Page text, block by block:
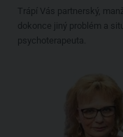
Trápí Vás partnerský,
dokonce jiný problém a
psychoterapeuta.